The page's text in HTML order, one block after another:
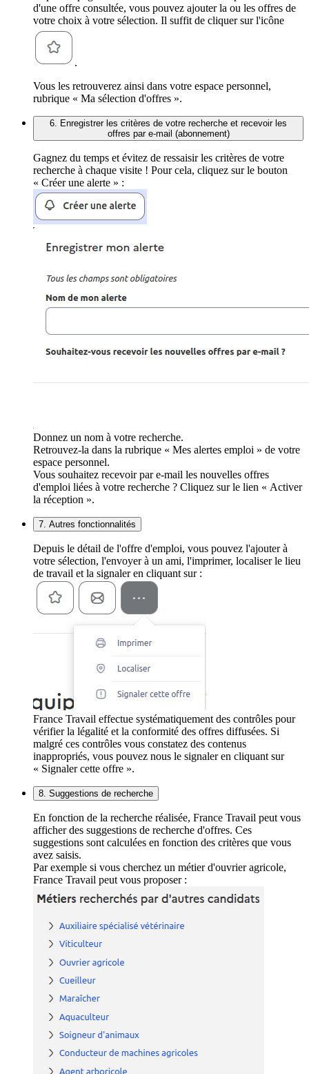
d'une offre consultée, vous pouvez ajouter la ou les offres de
votre choix à votre sélection. Il suffit de cliquer sur l'icône
.
Vous les retrouverez ainsi dans votre espace personnel,
rubrique « Ma sélection d'offres ».
6. Enregistrer les critères de votre recherche et recevoir les
offres par e-mail (abonnement)
Gagnez du temps et évitez de ressaisir les critères de votre
recherche à chaque visite ! Pour cela, cliquez sur le bouton
« Créer une alerte » :
Donnez un nom à votre recherche.
Retrouvez-la dans la rubrique « Mes alertes emploi » de votre
espace personnel.
Vous souhaitez recevoir par e-mail les nouvelles offres
d'emploi liées à votre recherche ? Cliquez sur le lien « Activer
la réception ».
7. Autres fonctionnalités
Depuis le détail de l'offre d'emploi, vous pouvez l'ajouter à
votre sélection, l'envoyer à un ami, l'imprimer, localiser le lieu
de travail et la signaler en cliquant sur :
France Travail effectue systématiquement des contrôles pour
vérifier la légalité et la conformité des offres diffusées. Si
malgré ces contrôles vous constatez des contenus
inappropriés, vous pouvez nous le signaler en cliquant sur
« Signaler cette offre ».
8. Suggestions de recherche
En fonction de la recherche réalisée, France Travail peut vous
afficher des suggestions de recherche d'offres. Ces
suggestions sont calculées en fonction des critères que vous
avez saisis.
Par exemple si vous cherchez un métier d'ouvrier agricole,
France Travail peut vous proposer :